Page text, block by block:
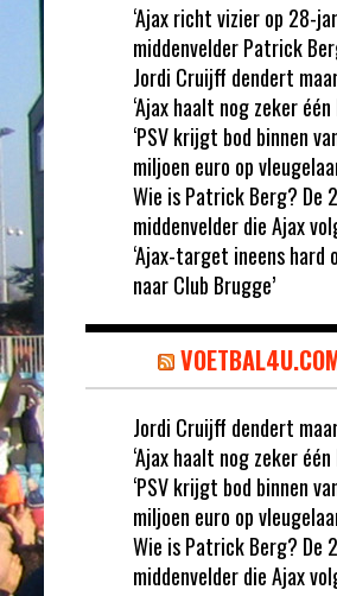
‘Ajax richt vizier op 28-
middenvelder Patrick
Jordi Cruijff dendert
‘Ajax haalt nog zeker één
‘PSV krijgt bod binnen
miljoen euro op
Wie is Patrick Berg? De
middenvelder die Ajax
‘Ajax-target ineens hard
naar Club Brugge’
Jordi Cruijff dendert
‘Ajax haalt nog zeker één
‘PSV krijgt bod binnen
miljoen euro op
Wie is Patrick Berg? De
middenvelder die Ajax